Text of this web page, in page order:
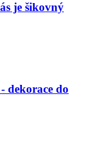
je šikovný
do